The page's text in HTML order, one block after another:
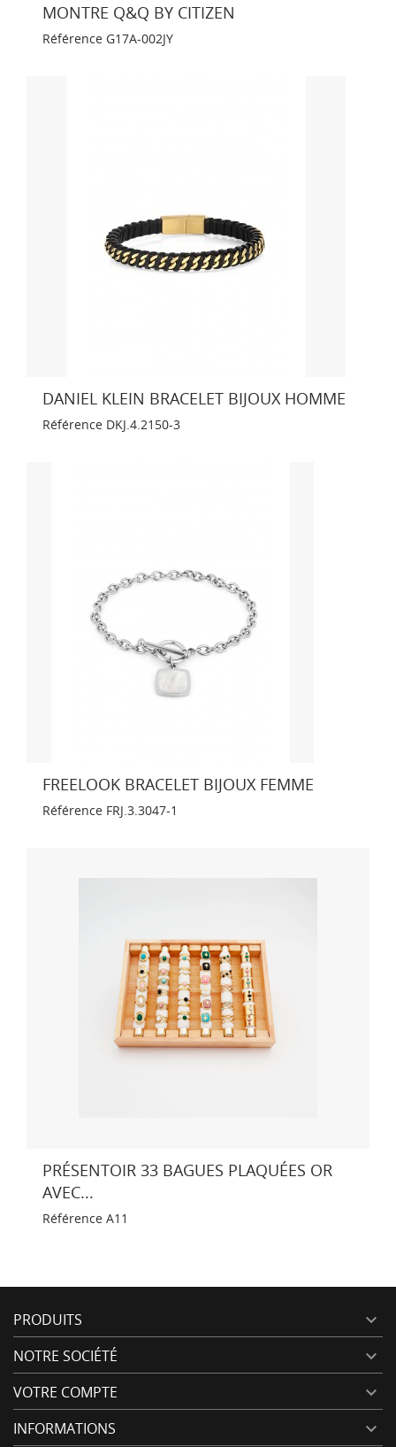
MONTRE Q&Q BY CITIZEN
Référence G17A-002JY
DANIEL KLEIN BRACELET BIJOUX HOMME
Référence DKJ.4.2150-3
FREELOOK BRACELET BIJOUX FEMME
Référence FRJ.3.3047-1
PRÉSENTOIR 33 BAGUES PLAQUÉES OR
AVEC...
Référence A11
PRODUITS 
NOTRE SOCIÉTÉ 
VOTRE COMPTE 
INFORMATIONS 